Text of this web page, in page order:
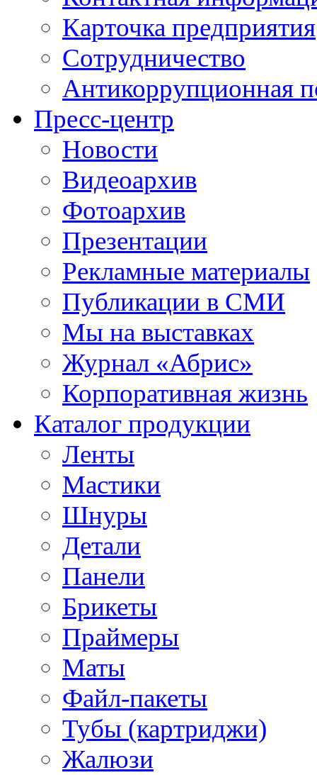
Карточка предприятия
Сотрудничество
Антикоррупционная
Пресс-центр
Новости
Видеоархив
Фотоархив
Презентации
Рекламные материалы
Публикации в СМИ
Мы на выставках
Журнал «Абрис»
Корпоративная жизнь
Каталог продукции
Ленты
Мастики
Шнуры
Детали
Панели
Брикеты
Праймеры
Маты
Файл-пакеты
Тубы (картриджи)
Жалюзи